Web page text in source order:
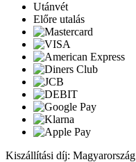
Utánvét
Előre utalás
Kiszállítási díj: Magyarország